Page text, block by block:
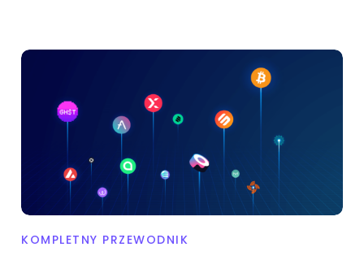
KOMPLETNY PRZEWODNIK